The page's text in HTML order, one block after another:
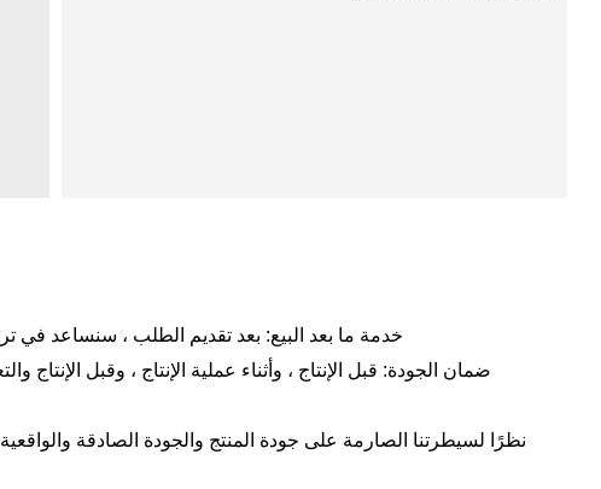
خدمة ما بعد البيع: بعد تقديم الطلب ، سنساعد في
ضمان الجودة: قبل الإنتاج ، وأثناء عملية الإنتاج ، وقبل
نظرًا لسيطرتنا الصارمة على جودة المنتج والجودة الصادقة والواقعية